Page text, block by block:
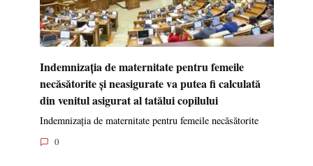
Indemnizația de maternitate pentru femeile
necăsătorite și neasigurate va putea fi calculată
din venitul asigurat al tatălui copilului
Indemnizația de maternitate pentru femeile necăsătorite
0